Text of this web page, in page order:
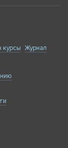
IT,
другой
и
и
курсы Журнал